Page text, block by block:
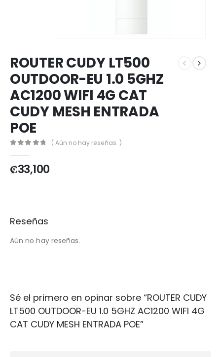
ROUTER CUDY LT500
OUTDOOR-EU 1.0 5GHZ
AC1200 WIFI 4G CAT
CUDY MESH ENTRADA
POE
( Aún no hay reseñas. )
₡33,100
Reseñas
Aún no hay reseñas.
Sé el primero en opinar sobre “ROUTER CUDY
LT500 OUTDOOR-EU 1.0 5GHZ AC1200 WIFI 4G
CAT CUDY MESH ENTRADA POE”